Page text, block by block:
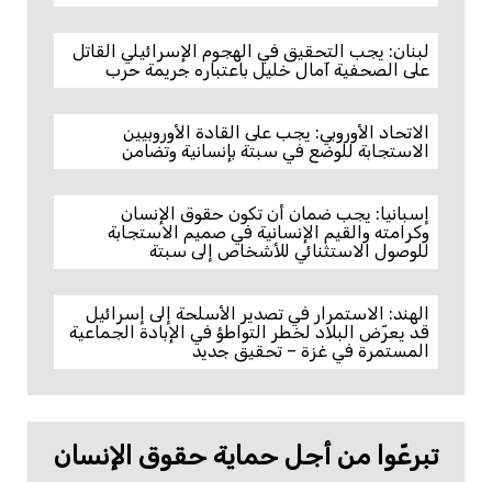
لبنان: يجب التحقيق في الهجوم الإسرائيلي القاتل
على الصحفية آمال خليل باعتباره جريمة حرب
الاتحاد الأوروبي: يجب على القادة الأوروبيين
الاستجابة للوضع في سبتة بإنسانية وتضامن
إسبانيا: يجب ضمان أن تكون حقوق الإنسان
وكرامته والقيم الإنسانية في صميم الاستجابة
للوصول الاستثنائي للأشخاص إلى سبتة
الهند: الاستمرار في تصدير الأسلحة إلى إسرائيل
قد يعرّض البلاد لخطر التواطؤ في الإبادة الجماعية
المستمرة في غزة – تحقيق جديد
تبرعّوا من أجل حماية حقوق الإنسان